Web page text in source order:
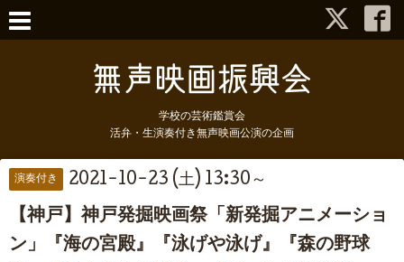
学校の芸術鑑賞会
活弁・生演奏付き無声映画公演の企画
演奏付き 2021-10-23 (土) 13:30～
【神戸】神戸発掘映画祭「新発掘アニメーショ
ン」『海の宮殿』『泳げや泳げ』『森の野球